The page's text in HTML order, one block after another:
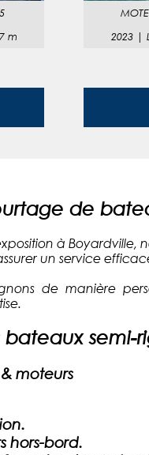
m
2023|
de
à
un service
de manière
bateaux
moteurs
hors-bord.